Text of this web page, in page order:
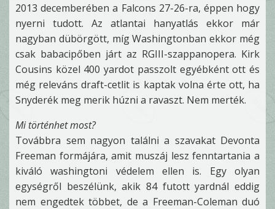
2013 decemberében a Falcons 27-26-ra, éppen hogy
nyerni tudott. Az atlantai hanyatlás ekkor már
nagyban dübörgött, míg Washingtonban ekkor még
csak babacipőben járt az RGIII-szappanopera. Kirk
Cousins közel 400 yardot passzolt egyébként ott és
még releváns draft-cetlit is kaptak volna érte ott, ha
Snyderék meg merik húzni a ravaszt. Nem merték.
Mi történhet most?
Továbbra sem nagyon találni a szavakat Devonta
Freeman formájára, amit muszáj lesz fenntartania a
kiváló washingtoni védelem ellen is. Egy olyan
egységről beszélünk, akik 84 futott yardnál eddig
nem engedtek többet, de a Freeman-Coleman duó